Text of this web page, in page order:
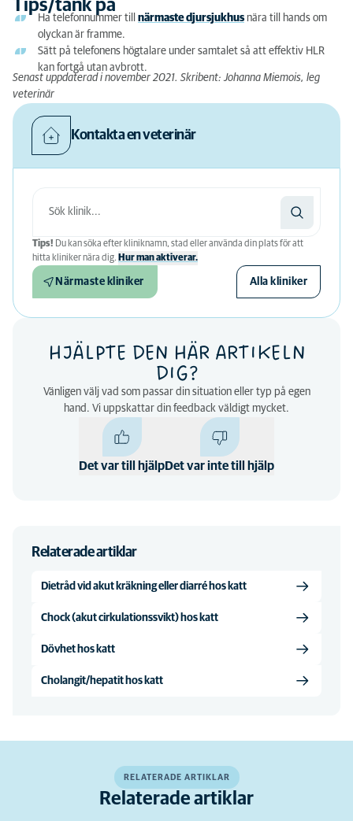
Tips/tänk på
Ha telefonnummer till närmaste djursjukhusnära till hands om
olyckan är framme.
Sätt på telefonens högtalare under samtalet så att effektiv HLR
kan fortgå utan avbrott.
Senast uppdaterad i november 2021. Skribent: Johanna Miemois, leg
veterinär
Kontakta en veterinär
Tips! Du kan söka efter kliniknamn, stad eller använda din plats för att
hitta kliniker nära dig. Hur man aktiverar.
Närmaste kliniker Alla kliniker
HJÄLPTE DEN HÄR ARTIKELN
DIG?
Vänligen välj vad som passar din situation eller typ på egen
hand. Vi uppskattar din feedback väldigt mycket.
Det var till hjälpDet var inte till hjälp
Relaterade artiklar
Dietråd vid akut kräkning eller diarré hos katt
Chock (akut cirkulationssvikt) hos katt
Dövhet hos katt
Cholangit/hepatit hos katt
RELATERADE ARTIKLAR
Relaterade artiklar